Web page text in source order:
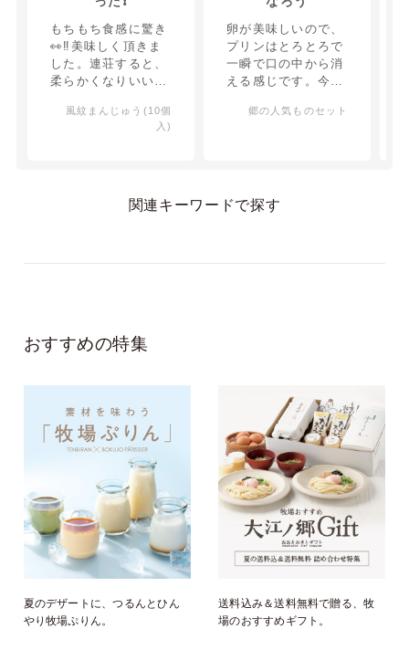
もちもち食感に驚き
👀‼️美味しく頂きま
した。連荘すると、
柔らかくなりいいよ
から喜んでいただき
風紋まんじゅう(10個
入)
卵が美味しいので、
プリンはとろとろで
一瞬で口の中から消
える感じです。今ま
かな！お饅頭ももち
郷の人気ものセット
関連キーワードで探す
おすすめの特集
夏のデザートに、つるんとひん
やり牧場ぷりん。
送料込み＆送料無料で贈る、牧
場のおすすめギフト。